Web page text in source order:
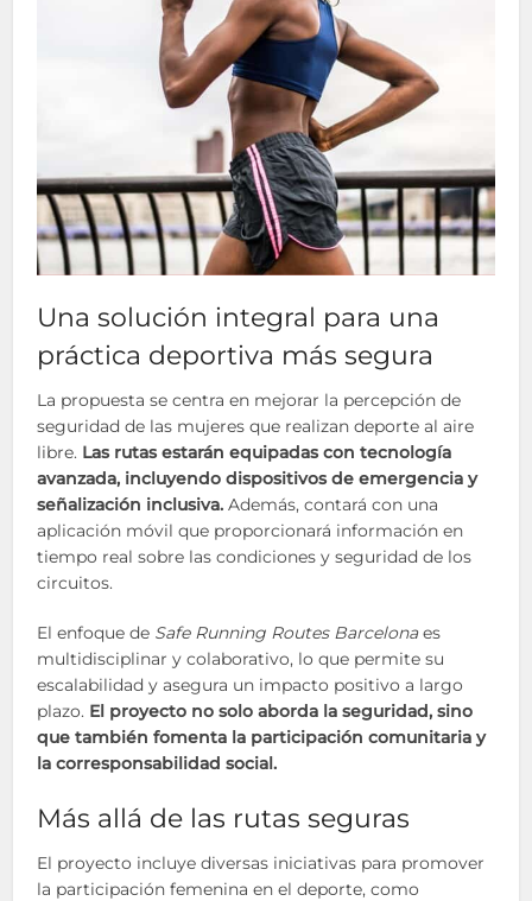
Una solución integral para una
práctica deportiva más segura
La propuesta se centra en mejorar la percepción de
seguridad de las mujeres que realizan deporte al aire
libre. Las rutas estarán equipadas con tecnología
avanzada, incluyendo dispositivos de emergencia y
señalización inclusiva. Además, contará con una
aplicación móvil que proporcionará información en
tiempo real sobre las condiciones y seguridad de los
circuitos.
El enfoque de Safe Running Routes Barcelonaes
multidisciplinar y colaborativo, lo que permite su
escalabilidad y asegura un impacto positivo a largo
plazo. El proyecto no solo aborda la seguridad, sino
que también fomenta la participación comunitaria y
la corresponsabilidad social.
Más allá de las rutas seguras
El proyecto incluye diversas iniciativas para promover
la participación femenina en el deporte, como